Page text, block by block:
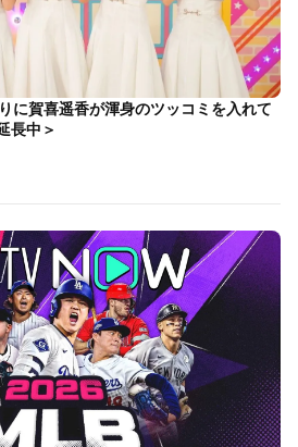
に賀喜遥香が渾身のツッコミを入れて
長中＞